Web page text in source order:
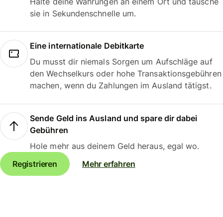
sie in Sekundenschnelle um.
Eine internationale Debitkarte
Du musst dir niemals Sorgen um Aufschläge auf
den Wechselkurs oder hohe Transaktionsgebühren
machen, wenn du Zahlungen im Ausland tätigst.
Sende Geld ins Ausland und spare dir dabei
Gebühren
Hole mehr aus deinem Geld heraus, egal wo.
Registrieren
Mehr erfahren